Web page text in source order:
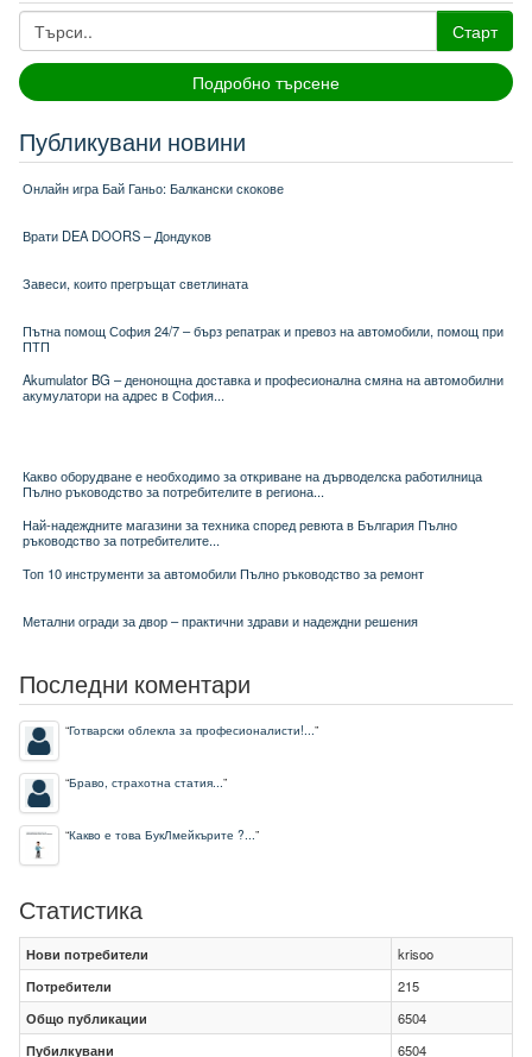
Старт
Подробно търсене
Публикувани новини
Онлайн игра Бай Ганьо: Балкански скокове
Врати DEA DOORS – Дондуков
Завеси, които прегръщат светлината
Пътна помощ София 24/7 – бърз репатрак и превоз на автомобили, помощ при
ПТП
Akumulator BG – денонощна доставка и професионална смяна на автомобилни
акумулатори на адрес в София...
Какво оборудване е необходимо за откриване на дърводелска работилница
Пълно ръководство за потребителите в региона...
Най-надеждните магазини за техника според ревюта в България Пълно
ръководство за потребителите...
Топ 10 инструменти за автомобили Пълно ръководство за ремонт
Метални огради за двор – практични здрави и надеждни решения
Последни коментари
“Готварски облекла за професионалисти!...”
“Браво, страхотна статия...”
“Какво е това БукЛмейкърите ?...”
Статистика
Нови потребители
krisoo
Потребители
215
Общо публикации
6504
Пубилкувани
6504